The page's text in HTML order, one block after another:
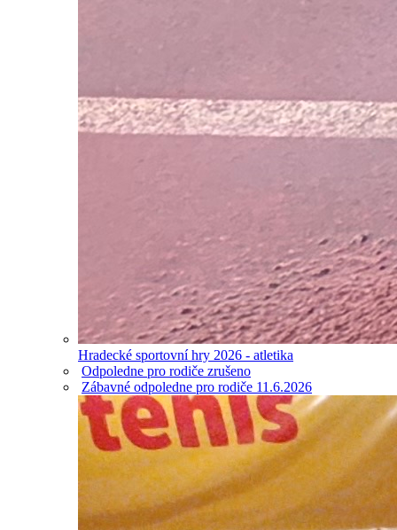
Hradecké sportovní hry 2026 - atletika
Odpoledne pro rodiče zrušeno
Zábavné odpoledne pro rodiče 11.6.2026